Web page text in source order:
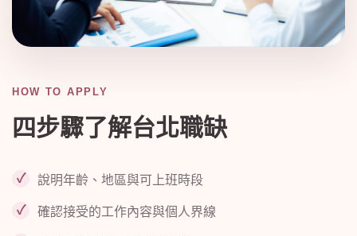
HOW TO APPLY
四步驟了解台北職缺
說明年齡、地區與可上班時段
確認接受的工作內容與個人界線